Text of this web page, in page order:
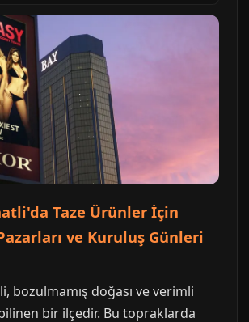
Taze Ürünler İçin
ve Kuruluş Günleri
bozulmamış doğası ve verimli
bir ilçedir. Bu topraklarda